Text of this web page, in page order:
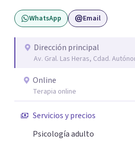
la mejor manera posible.
WhatsApp Email
Dirección principal
Av. Gral. Las Heras, Cdad.
Online
Terapia online
Servicios y precios
Psicología adulto